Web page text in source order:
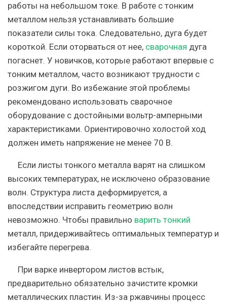
работы на небольшом токе. В работе с тонким
металлом нельзя устанавливать большие
показатели силы тока. Следовательно, дуга будет
короткой. Если оторваться от нее, сварочная дуга
погаснет. У новичков, которые работают впервые с
тонким металлом, часто возникают трудности с
розжигом дуги. Во избежание этой проблемы
рекомендовано использовать сварочное
оборудование с достойными вольтр-амперными
характеристиками. Ориентировочно холостой ход
должен иметь напряжение не менее 70 В.
Если листы тонкого металла варят на слишком
высоких температурах, не исключено образование
волн. Структура листа деформируется, а
впоследствии исправить геометрию волн
невозможно. Чтобы правильно варить тонкий
металл, придерживайтесь оптимальных температур и
избегайте перегрева.
При варке инвертором листов встык,
предварительно обязательно зачистите кромки
металлических пластин. Из-за ржавчины процесс